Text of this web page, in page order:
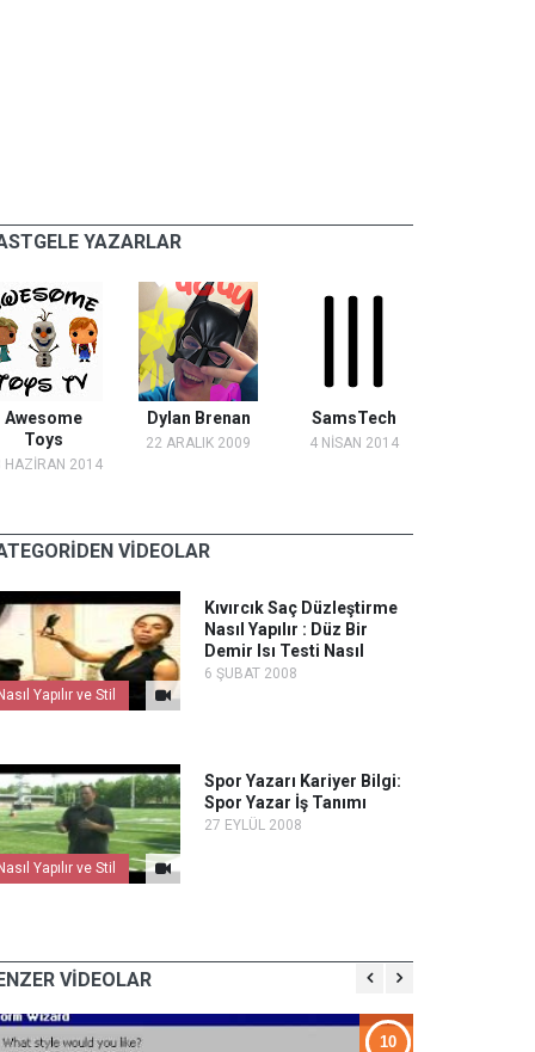
YAZARLAR
Awesome
Toys
HAZİRAN 2014
Dylan Brenan
22 ARALIK 2009
SamsTech
4 NİSAN 2014
VİDEOLAR
Yapılır ve Stil
Kıvırcık Saç Düzleştirme
Nasıl Yapılır : Düz Bir
Demir Isı Testi Nasıl
6 ŞUBAT 2008
Yapılır ve Stil
Spor Yazarı Kariyer Bilgi:
Spor Yazar İş Tanımı
27 EYLÜL 2008
VİDEOLAR
10